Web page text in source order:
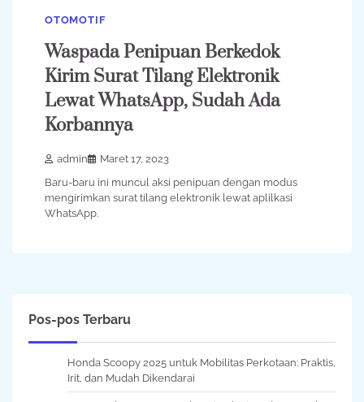
OTOMOTIF
Waspada Penipuan Berkedok
Kirim Surat Tilang Elektronik
Lewat WhatsApp, Sudah Ada
Korbannya
admin
Maret 17, 2023
Baru-baru ini muncul aksi penipuan dengan modus
mengirimkan surat tilang elektronik lewat aplilkasi
WhatsApp.
Pos-pos Terbaru
Honda Scoopy 2025 untuk Mobilitas Perkotaan: Praktis,
Irit, dan Mudah Dikendarai